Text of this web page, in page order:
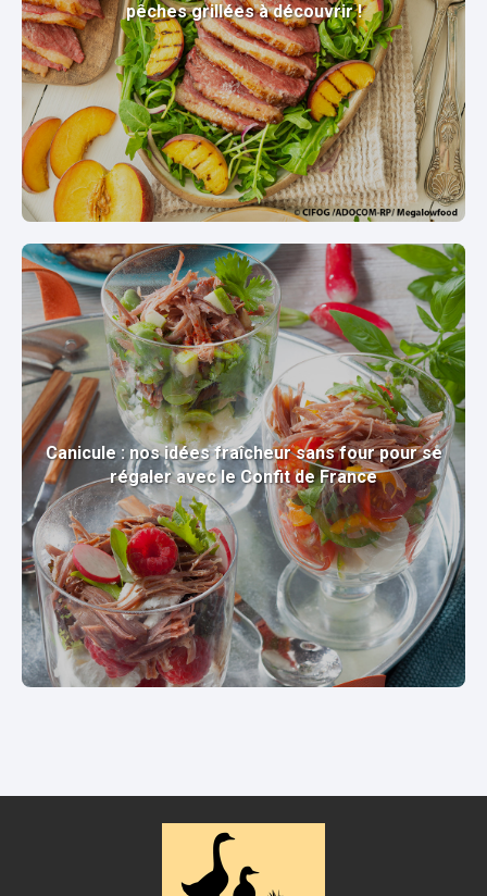
pêches grillées à découvrir !
Canicule : nos idées fraîcheur sans four pour se
régaler avec le Confit de France